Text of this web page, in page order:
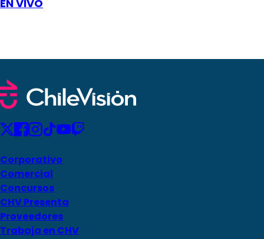
EN VIVO
Corporativo
Comercial
Concursos
CHV Presenta
Proveedores
Trabaja en CHV